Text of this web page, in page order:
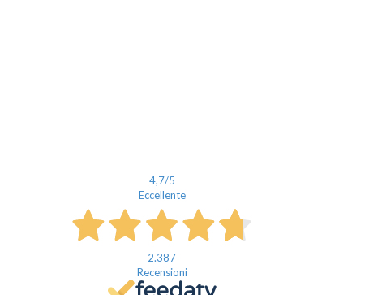
4,7/5
Eccellente
2.387
Recensioni